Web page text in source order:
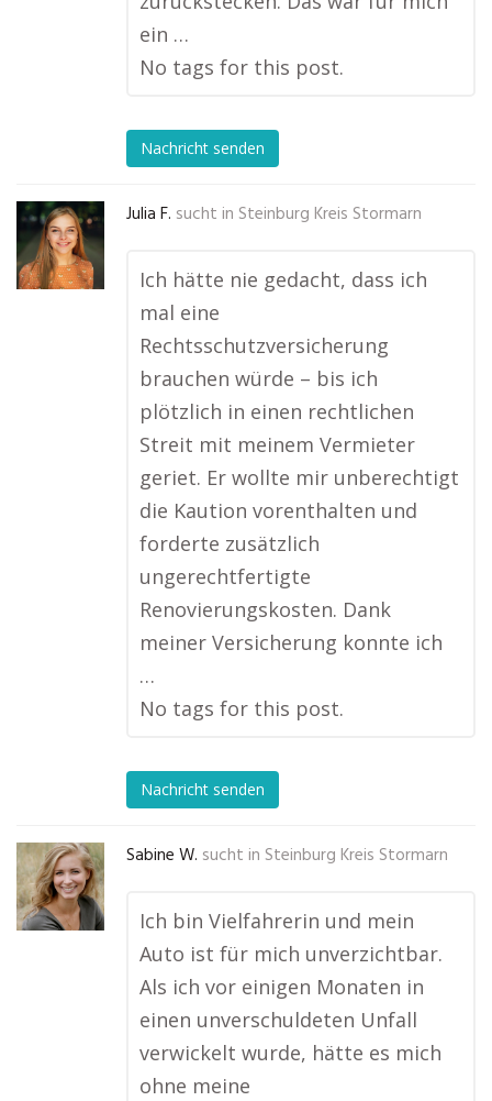
ein …
No tags for this post.
Nachricht senden
Julia F. sucht in Steinburg Kreis Stormarn
Ich hätte nie gedacht, dass ich
mal eine
Rechtsschutzversicherung
brauchen würde – bis ich
plötzlich in einen rechtlichen
Streit mit meinem Vermieter
geriet. Er wollte mir unberechtigt
die Kaution vorenthalten und
forderte zusätzlich
ungerechtfertigte
Renovierungskosten. Dank
meiner Versicherung konnte ich
…
No tags for this post.
Nachricht senden
Sabine W. sucht in Steinburg Kreis Stormarn
Ich bin Vielfahrerin und mein
Auto ist für mich unverzichtbar.
Als ich vor einigen Monaten in
einen unverschuldeten Unfall
verwickelt wurde, hätte es mich
ohne meine